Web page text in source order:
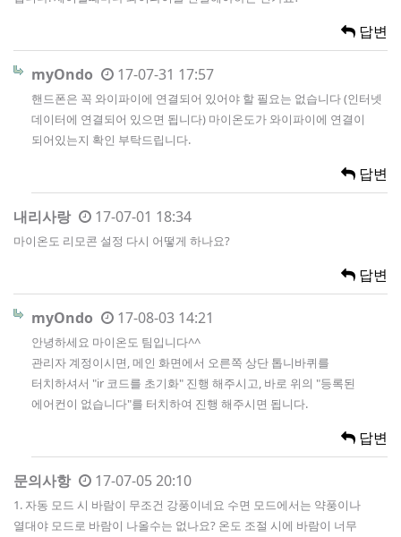
답변
myOndo 17-07-31 17:57
핸드폰은 꼭 와이파이에 연결되어 있어야 할 필요는 없습니다 (인터넷
데이터에 연결되어 있으면 됩니다) 마이온도가 와이파이에 연결이
되어있는지 확인 부탁드립니다.
답변
내리사랑 17-07-01 18:34
마이온도 리모콘 설정 다시 어떻게 하나요?
답변
myOndo 17-08-03 14:21
안녕하세요 마이온도 팀입니다^^
관리자 계정이시면, 메인 화면에서 오른쪽 상단 톱니바퀴를
터치하셔서 "ir 코드를 초기화" 진행 해주시고, 바로 위의 "등록된
에어컨이 없습니다"를 터치하여 진행 해주시면 됩니다.
답변
문의사항 17-07-05 20:10
1. 자동 모드 시 바람이 무조건 강풍이네요 수면 모드에서는 약풍이나
열대야 모드로 바람이 나올수는 없나요? 온도 조절 시에 바람이 너무